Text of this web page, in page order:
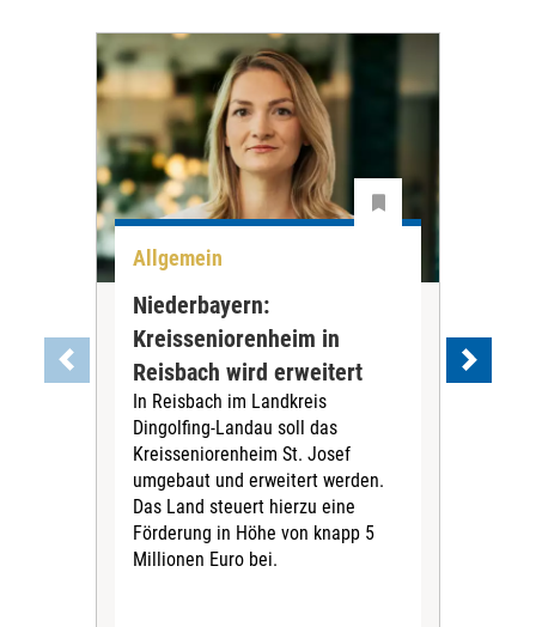
Allgemein
Niederbayern:
Kreisseniorenheim in
Reisbach wird erweitert
In Reisbach im Landkreis
Dingolfing-Landau soll das
Kreisseniorenheim St. Josef
umgebaut und erweitert werden.
Das Land steuert hierzu eine
Förderung in Höhe von knapp 5
Millionen Euro bei.